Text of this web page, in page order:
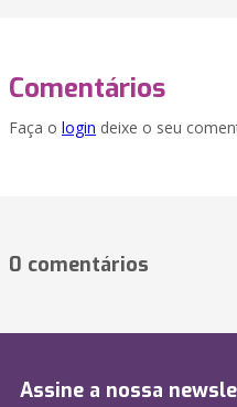
Comentários
Faça o login deixe o seu
0 comentários
Assine a nossa